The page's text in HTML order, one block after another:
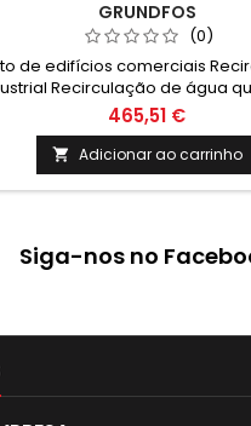
GRUNDFOS
(0)
de edifícios comerciais
Recirculação de água
doméstico465,51 €
 Adicionar ao carrinho
Siga-nos no